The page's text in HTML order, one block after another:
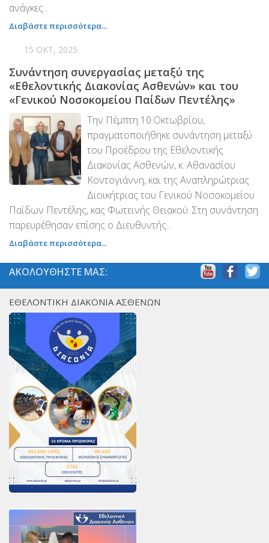
ανάγκες...
Διαβάστε περισσότερα...
15 ΟΚΤ, 2025
Συνάντηση συνεργασίας μεταξύ της
«Εθελοντικής Διακονίας Ασθενών» και του
«Γενικού Νοσοκομείου Παίδων Πεντέλης»
Την Πέμπτη 10 Οκτωβρίου,
πραγματοποιήθηκε συνάντηση μεταξύ
του Προέδρου της Εθελοντικής
Διακονίας Ασθενών, κ. Αθανασίου
Κοντογιάννη, και της Αναπληρώτριας
Διοικήτριας του Γενικού Νοσοκομείου
Παίδων Πεντέλης, κας Φωτεινής Θειακού. Στη συνάντηση
παρευρέθησαν επίσης ο Διευθυντής...
Διαβάστε περισσότερα...
ΑΚΟΛΟΥΘΗΣΤΕ ΜΑΣ:
ΕΘΕΛΟΝΤΙΚΗ ΔΙΑΚΟΝΙΑ ΑΣΘΕΝΩΝ